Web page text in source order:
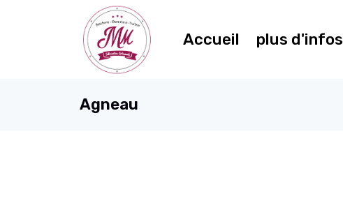
Accueil plus d'infos
Agneau